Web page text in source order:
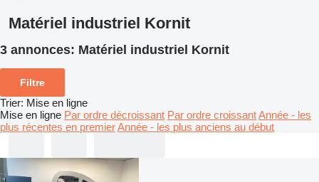
Matériel industriel Kornit
3 annonces: Matériel industriel Kornit
Filtre
Trier: Mise en ligne
Mise en ligne Par ordre décroissant Par ordre croissantAnnée - les
plus récentes en premierAnnée - les plus anciens au début